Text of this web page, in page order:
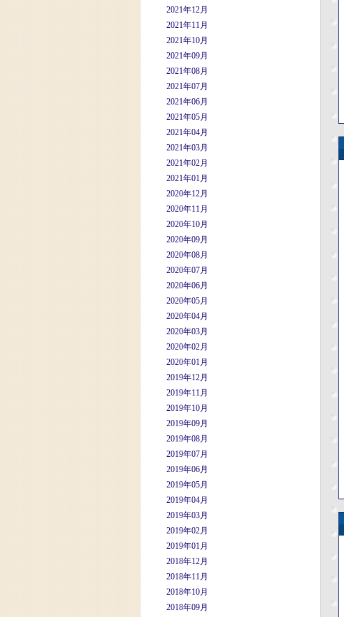
2021年12月
2021年11月
2021年10月
2021年09月
2021年08月
2021年07月
2021年06月
2021年05月
2021年04月
2021年03月
2021年02月
2021年01月
2020年12月
2020年11月
2020年10月
2020年09月
2020年08月
2020年07月
2020年06月
2020年05月
2020年04月
2020年03月
2020年02月
2020年01月
2019年12月
2019年11月
2019年10月
2019年09月
2019年08月
2019年07月
2019年06月
2019年05月
2019年04月
2019年03月
2019年02月
2019年01月
2018年12月
2018年11月
2018年10月
2018年09月